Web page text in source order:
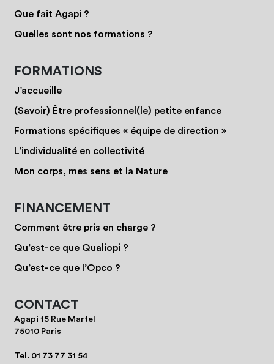
Que fait Agapi ?
Quelles sont nos formations ?
FORMATIONS
J’accueille
(Savoir) Être professionnel(le) petite enfance
Formations spécifiques « équipe de direction »
L’individualité en collectivité
Mon corps, mes sens et la Nature
FINANCEMENT
Comment être pris en charge ?
Qu’est-ce que Qualiopi ?
Qu’est-ce que l’Opco ?
CONTACT
Agapi 15 Rue Martel
75010 Paris
Tel. 01 73 77 31 54